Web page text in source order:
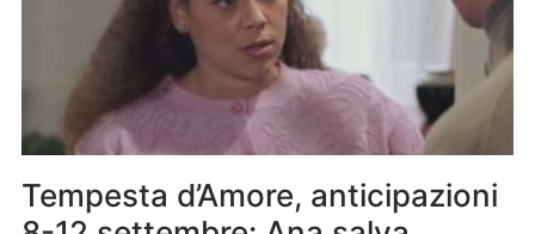
Tempesta d’Amore, anticipazioni